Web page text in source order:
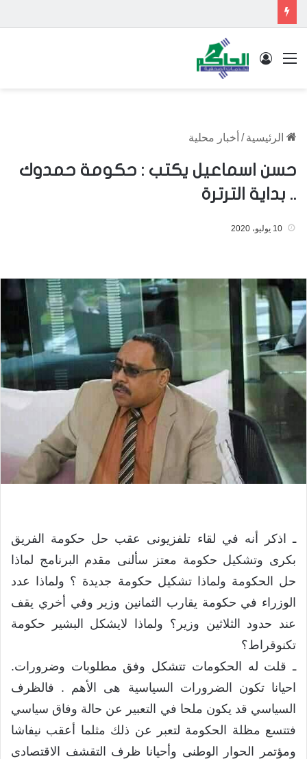
القائمة تسجيل الدخول
الرئيسية / أخبار محلية
حسن اسماعيل يكتب : حكومة حمدوك
.. بداية الترترة
10 يوليو، 2020
ـ اذكر أنه في لقاء تلفزيونى عقب حل حكومة الفريق
بكرى وتشكيل حكومة معتز سألنى مقدم البرنامج لماذا
حل الحكومة ولماذا تشكيل حكومة جديدة ؟ ولماذا عدد
الوزراء في حكومة يقارب الثمانين وزير وفي أخري يقف
عند حدود الثلاثين وزير؟ ولماذا لايشكل البشير حكومة
تكنوقراط؟
ـ قلت له الحكومات تتشكل وفق مطلوبات وضرورات.
احيانا تكون الضرورات السياسية هى الأهم . فالظرف
السياسي قد يكون ملحا في التعبير عن حالة وفاق سياسي
فتتسع مظلة الحكومة لتعبر عن ذلك مثلما أعقب نيفاشا
ومؤتمر الحوار الوطنى وأحيانا ظرف التقشف الاقتصادى